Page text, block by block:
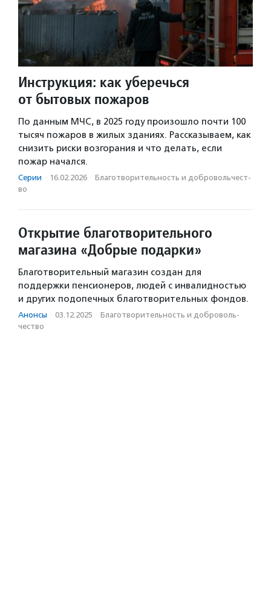
Инструкция: как уберечься
от бытовых пожаров
По данным МЧС, в 2025 году произошло почти 100
тысяч пожаров в жилых зданиях. Рассказываем, как
снизить риски возгорания и что делать, если
пожар начался.
Серии · 16.02.2026 · Благотвори­тель­ность и доброволь­чест­
во
Открытие благотворительного
магазина «Добрые подарки»
Благотворительный магазин создан для
поддержки пенсионеров, людей с инвалидностью
и других подопечных благотворительных фондов.
Анонсы · 03.12.2025 · Благотвори­тель­ность и доброволь­
чест­во